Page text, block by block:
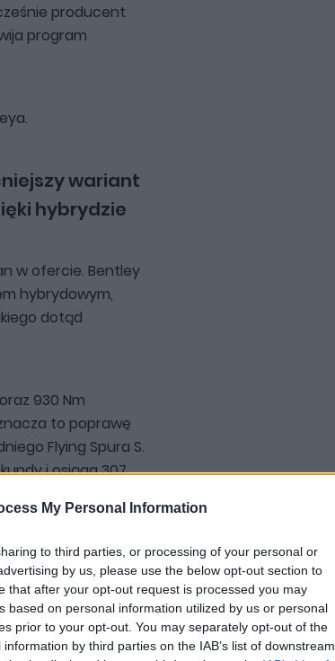
My Personal Information
to third parties, or processing of your personal or
by us, please use the below opt-out section to
that after your opt-out request is processed you may
based on personal information utilized by us or personal
prior to your opt-out. You may separately opt-out of the
by third parties on the IAB’s list of downstream
producent
program
wariant
hybrydzie
w ofercie. Bentley
hybrydowym,
dotąd
930 Nm
to poprawę
Flying Spura S.
i osiąga 307